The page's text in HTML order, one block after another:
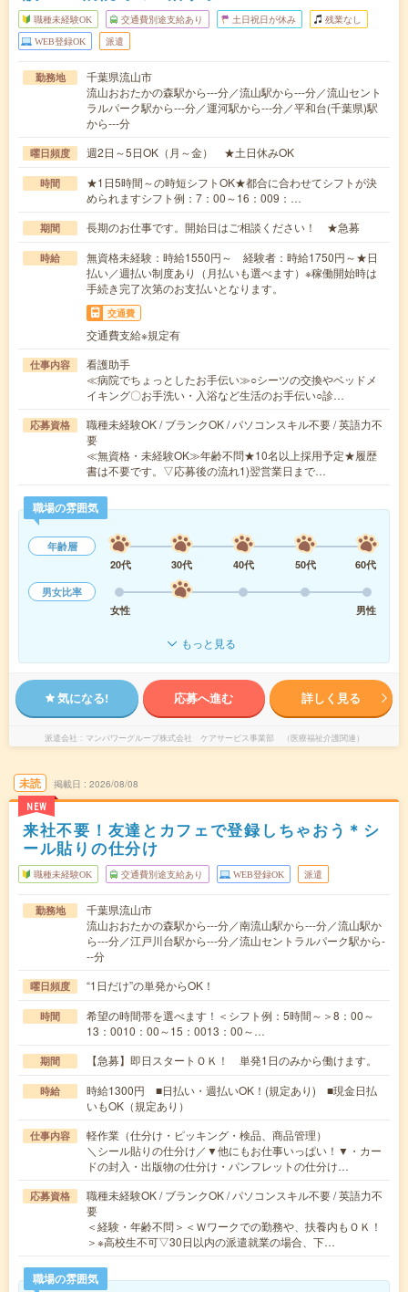
職種未経験OK 交通費別途支給あり 土日祝日が休み 残業なし
WEB登録OK 派遣
勤務地
千葉県流山市
流山おおたかの森駅から---分／流山駅から---分／流山セント
ラルパーク駅から---分／運河駅から---分／平和台(千葉県)駅
から---分
曜日頻度 週2日～5日OK（月～金） ★土日休みOK
時間
★1日5時間～の時短シフトOK★都合に合わせてシフトが決
められますシフト例：7：00～16：009：…
期間 長期のお仕事です。開始日はご相談ください！ ★急募
時給
無資格未経験：時給1550円～ 経験者：時給1750円～★日
払い／週払い制度あり（月払いも選べます）※稼働開始時は
手続き完了次第のお支払いとなります。
交通費
交通費支給※規定有
仕事内容
看護助手
≪病院でちょっとしたお手伝い≫○シーツの交換やベッドメ
イキング〇お手洗い・入浴など生活のお手伝い○診…
応募資格
職種未経験OK / ブランクOK / パソコンスキル不要 / 英語力不
要
≪無資格・未経験OK≫年齢不問★10名以上採用予定★履歴
書は不要です。▽応募後の流れ1)翌営業日まで…
職場の雰囲気
年齢層
20代
30代 40代 50代
60代
男女比率
女性
男性
もっと見る
気になる! 応募へ進む 詳しく見る
派遣会社 マンパワーグループ株式会社 ケアサービス事業部 （医療福祉介護関連）
未読
NEW
掲載日 2026/08/08
来社不要！友達とカフェで登録しちゃおう＊シ
ール貼りの仕分け
職種未経験OK 交通費別途支給あり WEB登録OK 派遣
勤務地
千葉県流山市
流山おおたかの森駅から---分／南流山駅から---分／流山駅か
ら---分／江戸川台駅から---分／流山セントラルパーク駅から-
--分
曜日頻度 “1日だけ”の単発からOK！
時間
希望の時間帯を選べます！＜シフト例：5時間～＞8：00～
13：0010：00～15：0013：00～…
期間 【急募】即日スタートＯＫ！ 単発1日のみから働けます。
時給
時給1300円 ■日払い・週払いOK！(規定あり) ■現金日払
いもOK（規定あり）
仕事内容
軽作業（仕分け・ピッキング・検品、商品管理）
＼シール貼りの仕分け／▼他にもお仕事いっぱい！▼・カー
ドの封入・出版物の仕分け・パンフレットの仕分け…
応募資格
職種未経験OK / ブランクOK / パソコンスキル不要 / 英語力不
要
＜経験・年齢不問＞＜Ｗワークでの勤務や、扶養内もＯＫ！
＞※高校生不可▽30日以内の派遣就業の場合、下…
職場の雰囲気